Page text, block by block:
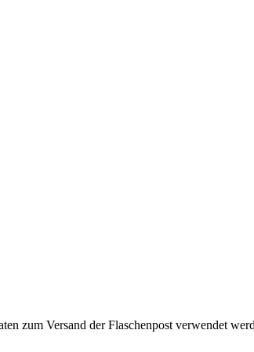
zum Versand der Flaschenpost verwendet